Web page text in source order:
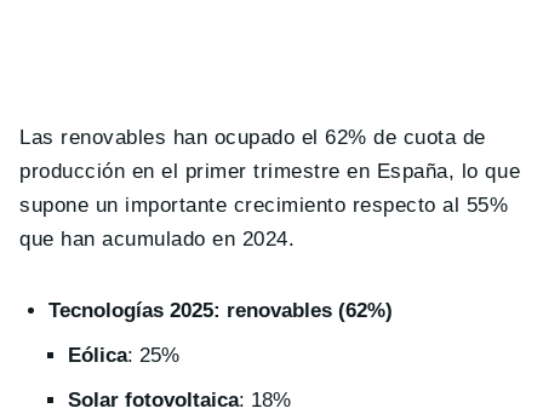
Las renovables han ocupado el 62% de cuota de
producción en el primer trimestre en España, lo que
supone un importante crecimiento respecto al 55%
que han acumulado en 2024.
Tecnologías 2025: renovables (62%)
Eólica: 25%
Solar fotovoltaica: 18%